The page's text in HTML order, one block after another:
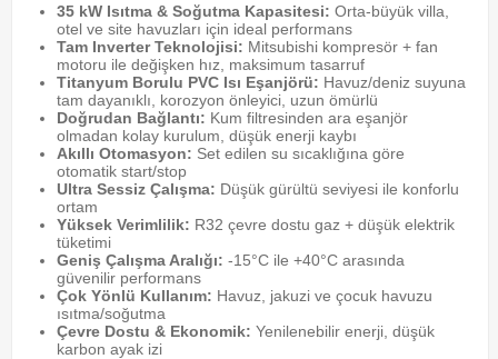
35 kW Isıtma & Soğutma Kapasitesi: Orta-büyük villa,
otel ve site havuzları için ideal performans
Tam Inverter Teknolojisi: Mitsubishi kompresör + fan
motoru ile değişken hız, maksimum tasarruf
Titanyum Borulu PVC Isı Eşanjörü: Havuz/deniz suyuna
tam dayanıklı, korozyon önleyici, uzun ömürlü
Doğrudan Bağlantı: Kum filtresinden ara eşanjör
olmadan kolay kurulum, düşük enerji kaybı
Akıllı Otomasyon: Set edilen su sıcaklığına göre
otomatik start/stop
Ultra Sessiz Çalışma: Düşük gürültü seviyesi ile konforlu
ortam
Yüksek Verimlilik: R32 çevre dostu gaz + düşük elektrik
tüketimi
Geniş Çalışma Aralığı: -15°C ile +40°C arasında
güvenilir performans
Çok Yönlü Kullanım: Havuz, jakuzi ve çocuk havuzu
ısıtma/soğutma
Çevre Dostu & Ekonomik: Yenilenebilir enerji, düşük
karbon ayak izi